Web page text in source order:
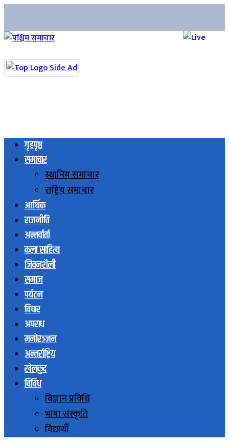
गृहपृष्ठ
समाचार
स्थानिय समाचार
राष्ट्रिय समाचार
आर्थिक
राजनीति
अन्तर्वार्ता
कला साहित्य
जिवनशैली
समाज
पर्यटन
विचार
अपराध
मनोरञ्जन
अन्तर्राष्ट्रिय
खेलकुद
विविध
बिज्ञान प्रविधि
भाषा संस्कृति
विद्यार्थी